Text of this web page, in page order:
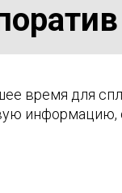
время для
информацию,